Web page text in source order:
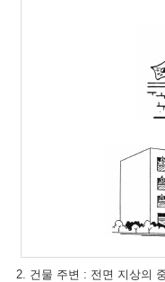
2. 건물 주변 : 전면 지상의